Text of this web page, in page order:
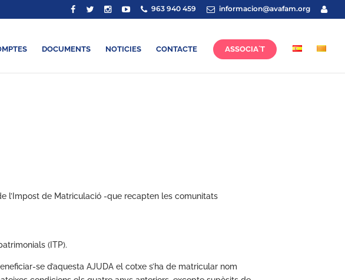
963 940 459 informacion@avafam.org
DOCUMENTS NOTICIES CONTACTE ASSOCIA´T
l’Impost de Matriculació -que recapten les comunitats
(ITP).
se d’aquesta AJUDA el cotxe s’ha de matricular nom